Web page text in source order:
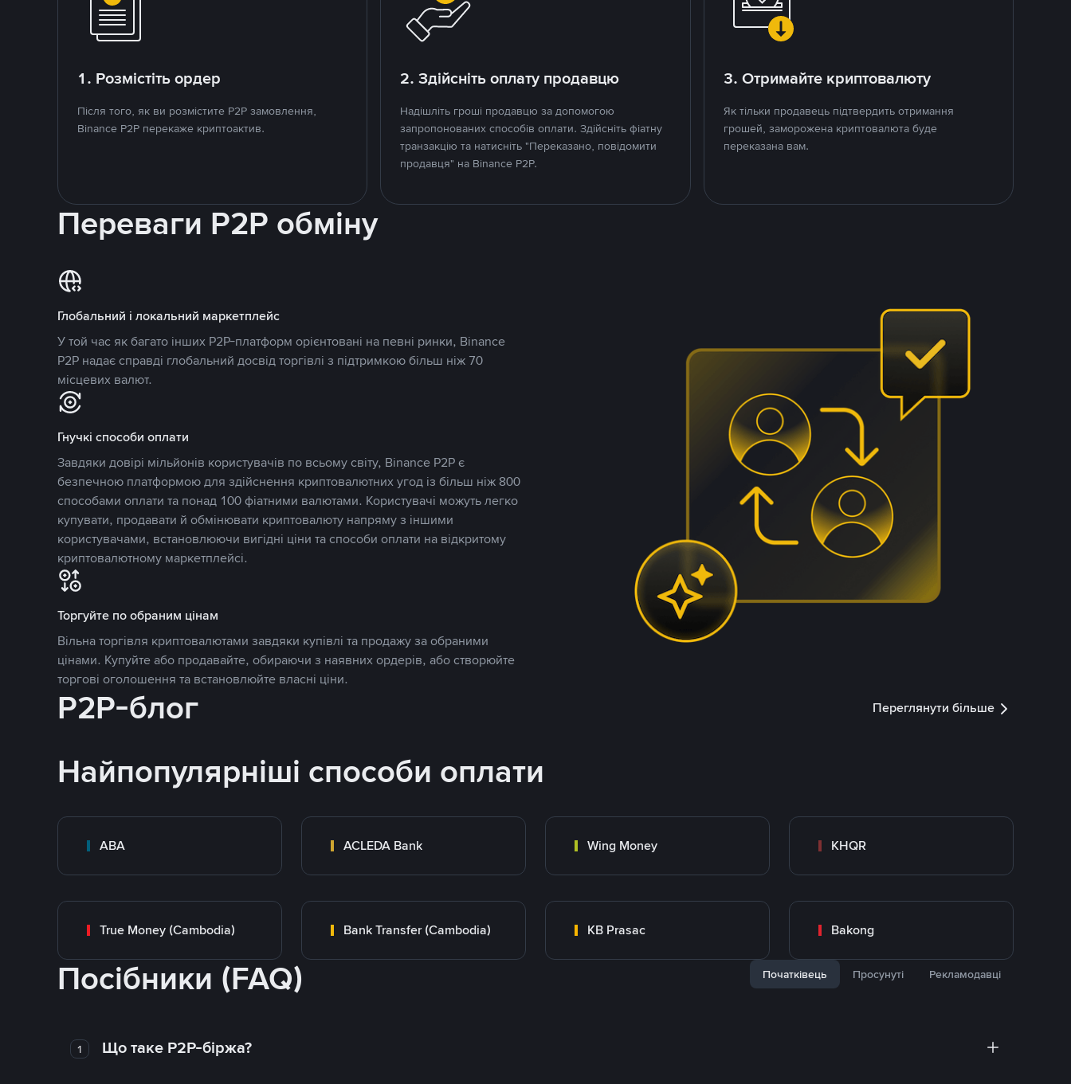
1. Розмістіть ордер
Після того, як ви розмістите P2P замовлення,
Binance P2P перекаже криптоактив.
2. Здійсніть оплату продавцю
Надішліть гроші продавцю за допомогою
запропонованих способів оплати. Здійсніть фіатну
транзакцію та натисніть "Переказано, повідомити
продавця" на Binance P2P.
3. Отримайте криптовалюту
Як тільки продавець підтвердить отримання
грошей, заморожена криптовалюта буде
переказана вам.
Переваги P2P обміну
Глобальний і локальний маркетплейс
У той час як багато інших P2P-платформ орієнтовані на певні ринки, Binance
P2P надає справді глобальний досвід торгівлі з підтримкою більш ніж 70
місцевих валют.
Гнучкі способи оплати
Завдяки довірі мільйонів користувачів по всьому світу, Binance P2P є
безпечною платформою для здійснення криптовалютних угод із більш ніж 800
способами оплати та понад 100 фіатними валютами. Користувачі можуть легко
купувати, продавати й обмінювати криптовалюту напряму з іншими
користувачами, встановлюючи вигідні ціни та способи оплати на відкритому
криптовалютному маркетплейсі.
Торгуйте по обраним цінам
Вільна торгівля криптовалютами завдяки купівлі та продажу за обраними
цінами. Купуйте або продавайте, обираючи з наявних ордерів, або створюйте
торгові оголошення та встановлюйте власні ціни.
P2P-блог Переглянути більше
Найпопулярніші способи оплати
ABA ACLEDA Bank Wing Money KHQR
True Money (Cambodia) Bank Transfer (Cambodia) KB Prasac Bakong
Посібники (FAQ) Початківець Просунуті Рекламодавці
1 Що таке P2P-біржа?